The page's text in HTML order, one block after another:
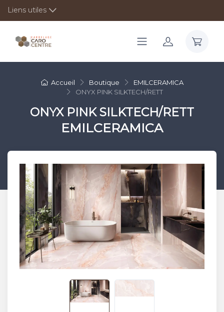
Liens utiles
Accueil Boutique
EMILCERAMICA
ONYX PINK SILKTECH/RETT
ONYX PINK SILKTECH/RETT
EMILCERAMICA